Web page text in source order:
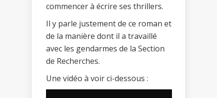
commencer à écrire ses thrillers.
Il y parle justement de ce roman et
de la manière dont il a travaillé
avec les gendarmes de la Section
de Recherches.
Une vidéo à voir ci-dessous :